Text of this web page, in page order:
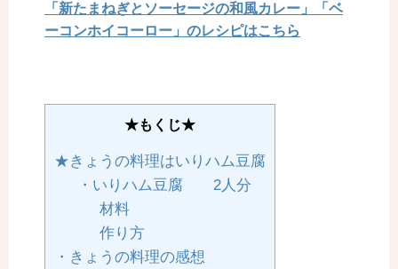
「新たまねぎとソーセージの和風カレー」「ベ
ーコンホイコーロー」のレシピはこちら
★もくじ★
★きょうの料理はいりハム豆腐
・いりハム豆腐 2人分
材料
作り方
・きょうの料理の感想